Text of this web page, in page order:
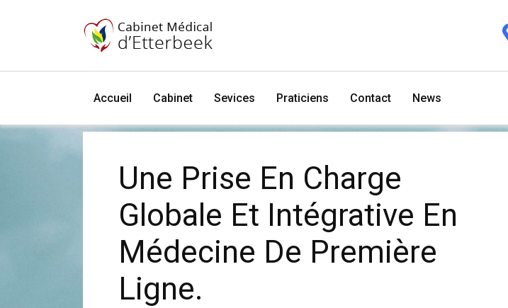
Accueil Cabinet Sevices Praticiens Contact News
Une Prise En Charge
Globale Et Intégrative En
Médecine De Première
Ligne.